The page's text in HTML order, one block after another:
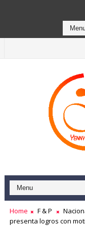
Home F & P
presenta logros con